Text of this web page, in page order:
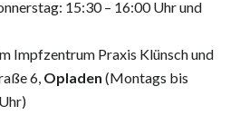
15:30 – 16:00 Uhr und
Impfzentrum Praxis Klünsch und
6, Opladen (Montags bis